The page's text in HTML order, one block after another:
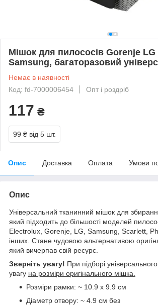
Мішок для пилососів Gorenje
Samsung, багаторазовий
Немає в наявності
Код: fd-7000006454
Опт і роздріб
117 ₴
99 ₴ від 5 шт.
Опис Доставка Оплата Умови
Опис
Універсальний тканинний мішок для
який підходить до більшості моделей
Electrolux, Gorenje, LG, Samsung, Scarlett,
інших. Стане чудовою альтернативою
який вичерпав свій ресурс.
Зверніть увагу! При підборі
увагу на розміри оригінального мішка.
Розміри рамки: ~ 10.9 x 9.9 см
Діаметр отвору: ~ 4.9 см без